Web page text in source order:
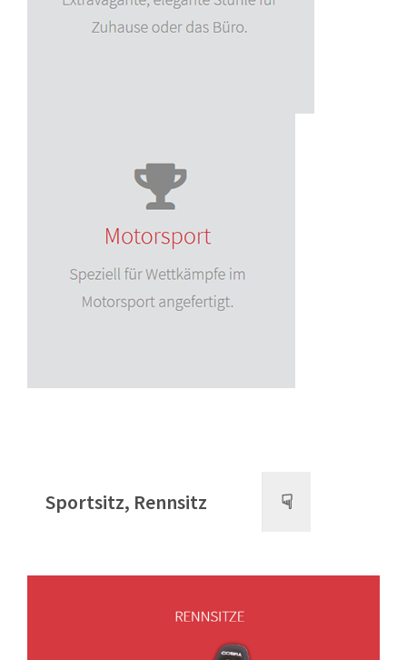
Sportsitz, Rennsitz ☟